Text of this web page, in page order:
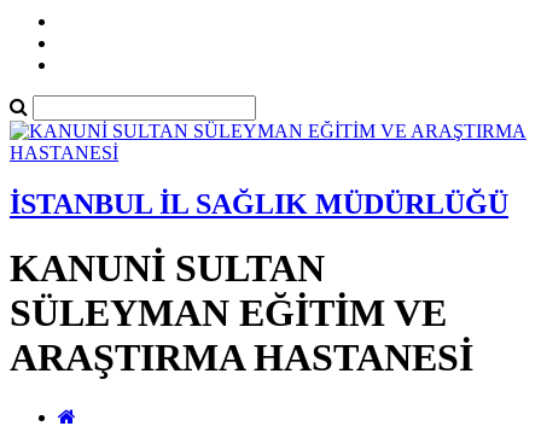
İSTANBUL İL SAĞLIK MÜDÜRLÜĞÜ
KANUNİ SULTAN
SÜLEYMAN EĞİTİM VE
ARAŞTIRMA HASTANESİ